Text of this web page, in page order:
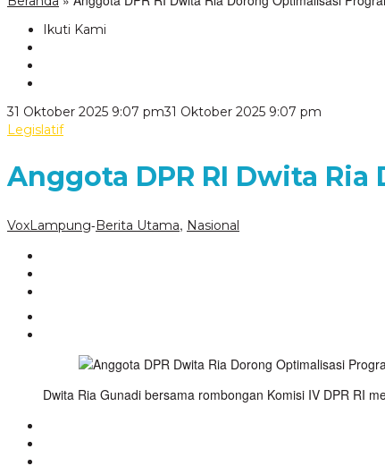
Ikuti Kami
31 Oktober 2025 9:07 pm31 Oktober 2025 9:07 pm
Legislatif
Anggota DPR RI Dwita
VoxLampung-Berita Utama, Nasional
Dwita Ria Gunadi bersama rombongan Komisi IV DPR RI